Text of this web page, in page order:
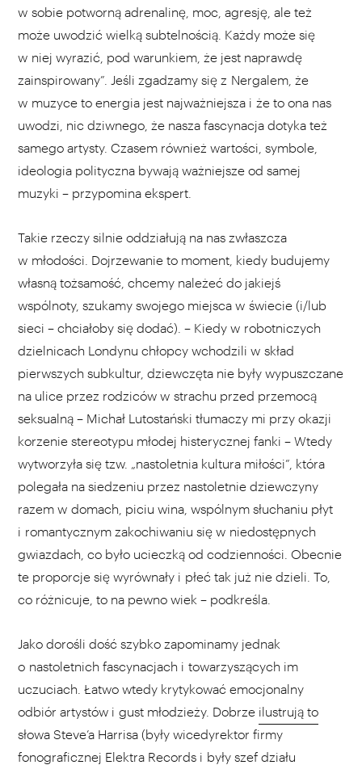
w sobie potworną adrenalinę, moc, agresję, ale też
może uwodzić wielką subtelnością. Każdy może się
w niej wyrazić, pod warunkiem, że jest naprawdę
zainspirowany”. Jeśli zgadzamy się z Nergalem, że
w muzyce to energia jest najważniejsza i że to ona nas
uwodzi, nic dziwnego, że nasza fascynacja dotyka też
samego artysty. Czasem również wartości, symbole,
ideologia polityczna bywają ważniejsze od samej
muzyki – przypomina ekspert.
Takie rzeczy silnie oddziałują na nas zwłaszcza
w młodości. Dojrzewanie to moment, kiedy budujemy
własną tożsamość, chcemy należeć do jakiejś
wspólnoty, szukamy swojego miejsca w świecie (i/lub
sieci – chciałoby się dodać). – Kiedy w robotniczych
dzielnicach Londynu chłopcy wchodzili w skład
pierwszych subkultur, dziewczęta nie były wypuszczane
na ulice przez rodziców w strachu przed przemocą
seksualną – Michał Lutostański tłumaczy mi przy okazji
korzenie stereotypu młodej histerycznej fanki – Wtedy
wytworzyła się tzw. „nastoletnia kultura miłości”, która
polegała na siedzeniu przez nastoletnie dziewczyny
razem w domach, piciu wina, wspólnym słuchaniu płyt
i romantycznym zakochiwaniu się w niedostępnych
gwiazdach, co było ucieczką od codzienności. Obecnie
te proporcje się wyrównały i płeć tak już nie dzieli. To,
co różnicuje, to na pewno wiek – podkreśla.
Jako dorośli dość szybko zapominamy jednak
o nastoletnich fascynacjach i towarzyszących im
uczuciach. Łatwo wtedy krytykować emocjonalny
odbiór artystów i gust młodzieży. Dobrze ilustrują to
słowa Steve’a Harrisa (były wicedyrektor firmy
fonograficznej Elektra Records i były szef działu